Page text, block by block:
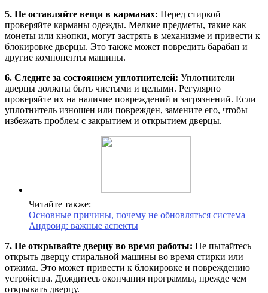
5. Не оставляйте вещи в карманах: Перед стиркой
проверяйте карманы одежды. Мелкие предметы, такие как
монеты или кнопки, могут застрять в механизме и привести к
блокировке дверцы. Это также может повредить барабан и
другие компоненты машины.
6. Следите за состоянием уплотнителей: Уплотнители
дверцы должны быть чистыми и целыми. Регулярно
проверяйте их на наличие повреждений и загрязнений. Если
уплотнитель изношен или поврежден, замените его, чтобы
избежать проблем с закрытием и открытием дверцы.
Читайте также:
Основные причины, почему не обновляться система
Андроид: важные аспекты
7. Не открывайте дверцу во время работы: Не пытайтесь
открыть дверцу стиральной машины во время стирки или
отжима. Это может привести к блокировке и повреждению
устройства. Дождитесь окончания программы, прежде чем
открывать дверцу.